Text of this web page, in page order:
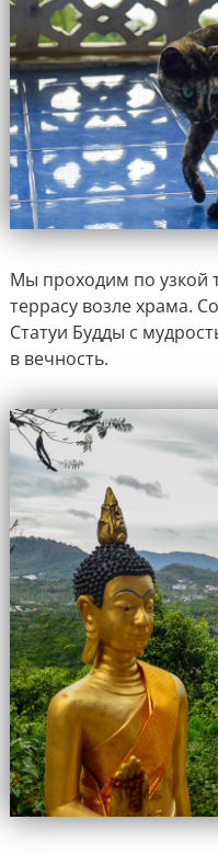
Мы проходим по узкой
террасу возле храма.
Статуи Будды с
в вечность.